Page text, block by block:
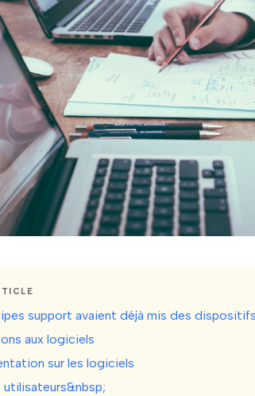
support avaient déjà mis des
aux logiciels
sur les logiciels